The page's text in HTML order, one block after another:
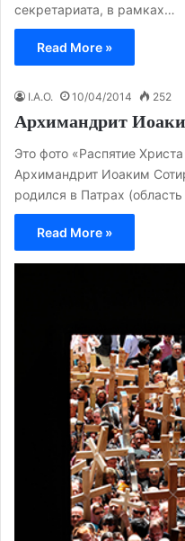
секретариата, в рамках…
Read More »
I.A.O. 10/04/2014 252
Архимандрит
Это фото «Распятие
Архимандрит Иоаким
родился в Патрах
Read More »